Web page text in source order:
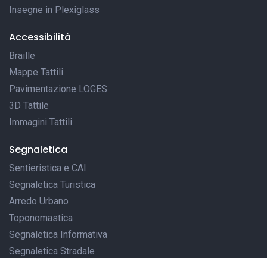
Insegne in Plexiglass
Accessibilità
Braille
Mappe Tattili
Pavimentazione LOGES
3D Tattile
Immagini Tattili
Segnaletica
Sentieristica e CAI
Segnaletica Turistica
Arredo Urbano
Toponomastica
Segnaletica Informativa
Segnaletica Stradale